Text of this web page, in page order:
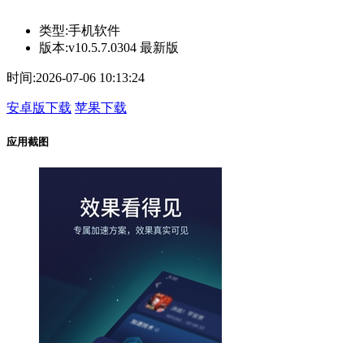
类型:手机软件
版本:v10.5.7.0304 最新版
时间:2026-07-06 10:13:24
安卓版下载 苹果下载
应用截图